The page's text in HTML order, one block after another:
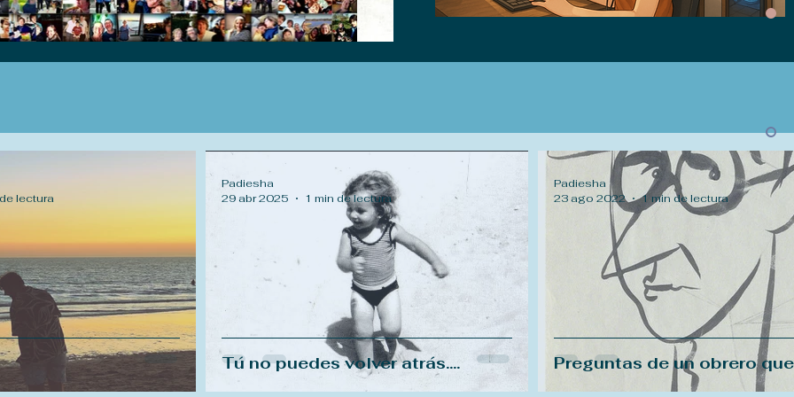
lectura
Tú no puedes volver atrás....
Padiesha
29 abr 2025
1 min de lectura
Preguntas de un obrero
Padiesha
23 ago 2022
1 min de lectura